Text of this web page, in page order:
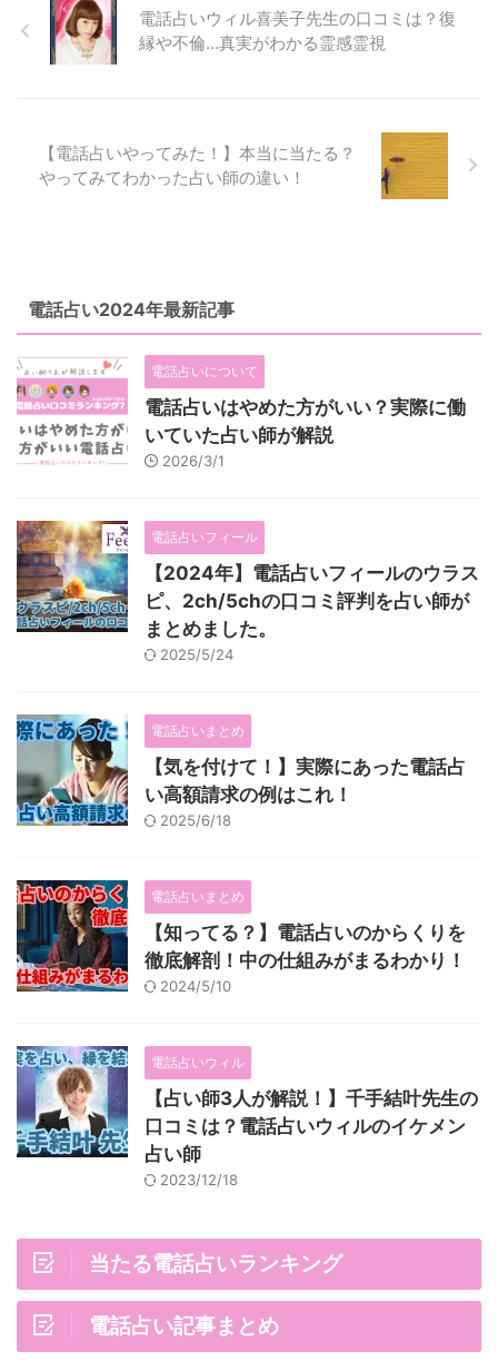
いまいちでした。まあ当たってい
ると言ったら当たっているんです
けどね。 最終的に「お祓い」勧
つけようと思ってネットで調べて
いたら電話占いというのを初めて
知りました。 はじめは、一番最
いですよね？ 電話占いを使う方
が当たらない占い師の餌食になら
ないためにもドシドシ口コミを寄
ミをいただいてわかった「当たっ
た」を言う占い師をまとめていま
す。 電話占いの「当たった！」
電話占いウィル喜美子先生の口コミは？復
縁や不倫…真実がわかる霊感霊視
【電話占いやってみた！】本当に当たる？
やってみてわかった占い師の違い！
電話占い2024年最新記事
電話占いについて
電話占いはやめた方がいい？実際に働
いていた占い師が解説
2026/3/1
電話占いフィール
【2024年】電話占いフィールのウラス
ピ、2ch/5chの口コミ評判を占い師が
まとめました。
2025/5/24
電話占いまとめ
【気を付けて！】実際にあった電話占
い高額請求の例はこれ！
2025/6/18
電話占いまとめ
【知ってる？】電話占いのからくりを
徹底解剖！中の仕組みがまるわかり！
2024/5/10
電話占いウィル
【占い師3人が解説！】千手結叶先生の
口コミは？電話占いウィルのイケメン
占い師
2023/12/18
当たる電話占いランキング
電話占い記事まとめ